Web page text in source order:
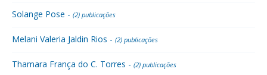
Solange Pose - (2) publicações
Melani Valeria Jaldin Rios - (2) publicações
Thamara França do C. Torres - (2) publicações